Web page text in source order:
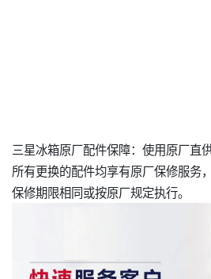
三星冰箱原厂配件保障：使用原厂直
所有更换的配件均享有原厂保修服务
保修期限相同或按原厂规定执行。